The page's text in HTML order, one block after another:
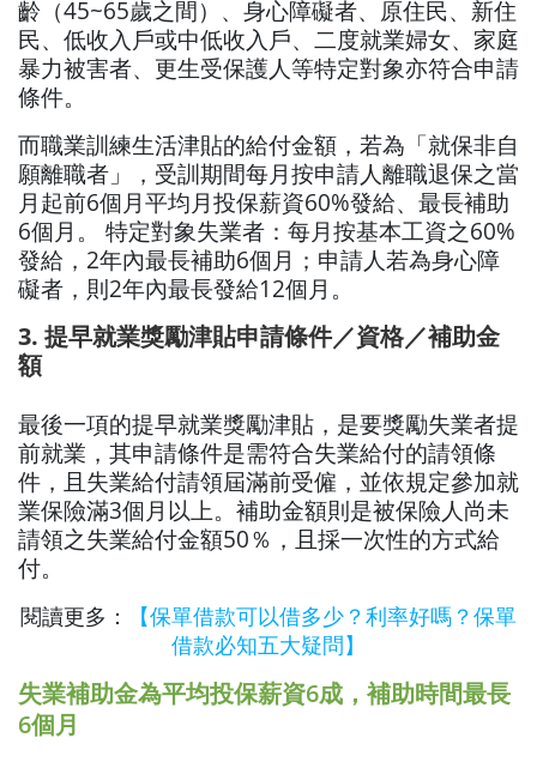
齡（45~65歲之間）、身心障礙者、原住民、新住
民、低收入戶或中低收入戶、二度就業婦女、家庭
暴力被害者、更生受保護人等特定對象亦符合申請
條件。
而職業訓練生活津貼的給付金額，若為「就保非自
願離職者」，受訓期間每月按申請人離職退保之當
月起前6個月平均月投保薪資60%發給、最長補助
6個月。 特定對象失業者：每月按基本工資之60%
發給，2年內最長補助6個月；申請人若為身心障
礙者，則2年內最長發給12個月。
3. 提早就業獎勵津貼申請條件／資格／補助金
額
最後一項的提早就業獎勵津貼，是要獎勵失業者提
前就業，其申請條件是需符合失業給付的請領條
件，且失業給付請領屆滿前受僱，並依規定參加就
業保險滿3個月以上。補助金額則是被保險人尚未
請領之失業給付金額50％，且採一次性的方式給
付。
閱讀更多：
【保單借款可以借多少？利率好嗎？保單
借款必知五大疑問】
失業補助金為平均投保薪資6成，補助時間最長
6個月